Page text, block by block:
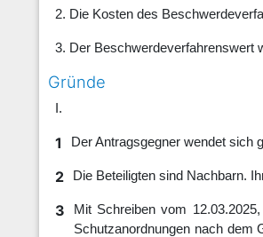
2. Die Kosten des
3. Der Beschwerdeverfahrenswert
Gründe
I.
1 Der Antragsgegner wendet sich
2 Die Beteiligten sind Nachbarn.
3
Mit Schreiben vom
Schutzanordnungen nach dem